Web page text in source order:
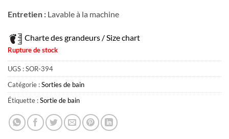
Entretien : Lavable à la machine
Charte des grandeurs / Size chart
Rupture de stock
UGS :SOR-394
Catégorie :Sorties de bain
Étiquette :Sortie de bain